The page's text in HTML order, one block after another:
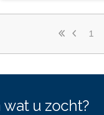
1
u zocht?